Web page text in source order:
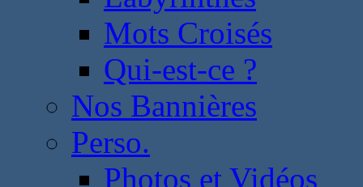
Mots Croisés
Qui-est-ce ?
Nos Bannières
Perso.
Photos et Vidéos